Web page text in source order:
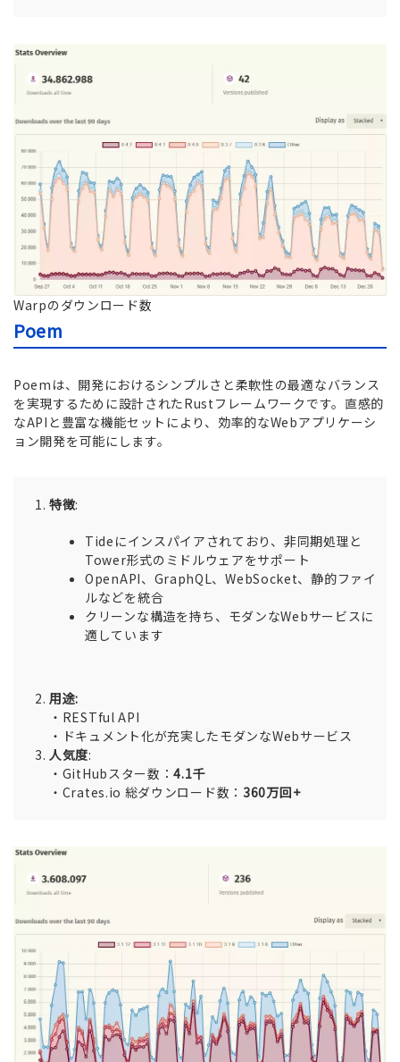
Warpのダウンロード数
Poem
Poemは、開発におけるシンプルさと柔軟性の最適なバランス
を実現するために設計されたRustフレームワークです。直感的
なAPIと豊富な機能セットにより、効率的なWebアプリケーシ
ョン開発を可能にします。
特徴:
Tideにインスパイアされており、非同期処理と
Tower形式のミドルウェアをサポート
OpenAPI、GraphQL、WebSocket、静的ファイ
ルなどを統合
クリーンな構造を持ち、モダンなWebサービスに
適しています
用途:
・RESTful API
・ドキュメント化が充実したモダンなWebサービス
人気度:
・GitHubスター数：4.1千
・Crates.io 総ダウンロード数： 360万回+